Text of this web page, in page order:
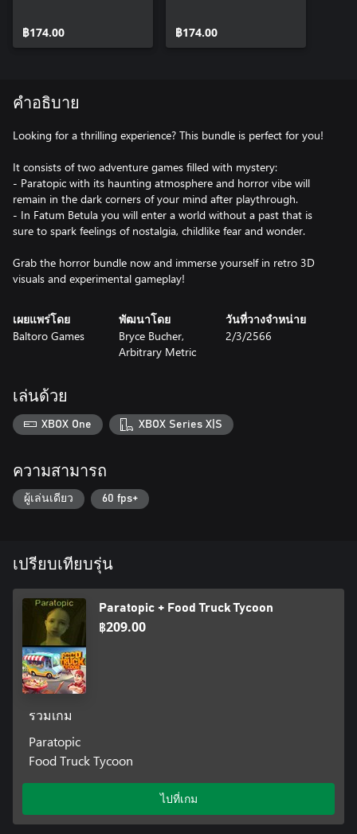
฿174.00 ฿174.00
คำอธิบาย
Looking for a thrilling experience? This bundle is perfect for you!
It consists of two adventure games filled with mystery:
- Paratopic with its haunting atmosphere and horror vibe will
remain in the dark corners of your mind after playthrough.
- In Fatum Betula you will enter a world without a past that is
sure to spark feelings of nostalgia, childlike fear and wonder.
Grab the horror bundle now and immerse yourself in retro 3D
visuals and experimental gameplay!
เผยแพร่โดย
Baltoro Games
พัฒนาโดย
Bryce Bucher,
Arbitrary Metric
วันที่วางจำหน่าย
2/3/2566
เล่นด้วย
XBOX One XBOX Series X|S
ความสามารถ
ผู้เล่นเดียว 60 fps+
เปรียบเทียบรุ่น
Paratopic + Food Truck Tycoon
฿209.00
รวมเกม
Paratopic
Food Truck Tycoon
ไปที่เกม